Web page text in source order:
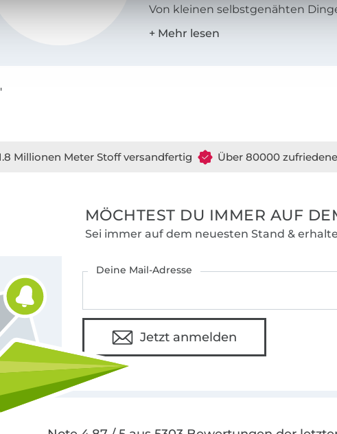
Von kleinen selbstgenähten
und Tricks, Wissenswertes zum
Millionen Meter Stoff versandfertig Über 80000
MÖCHTEST DU IMMER AUF
Sei immer auf dem neuesten Stand &
Deine Mail-Adresse
Jetzt anmelden